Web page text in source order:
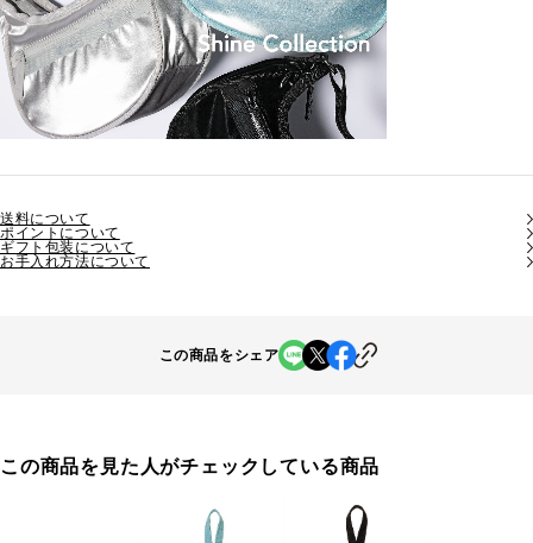
送料について
ポイントについて
ギフト包装について
お手入れ方法について
この商品をシェア
この商品を見た人がチェックしている商品